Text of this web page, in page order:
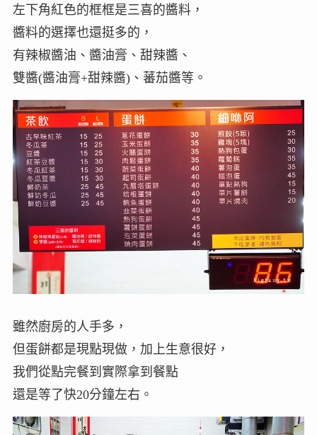
左下角紅色的框框是三喜的醬料，
醬料的選擇也還挺多的，
有辣椒醬油、醬油膏、甜辣醬、
雙醬(醬油膏+甜辣醬)、蕃茄醬等。
雖然廚房的人手多，
但蛋餅都是現點現做，加上生意很好，
我們從點完餐到實際拿到餐點
還是等了快20分鐘左右。